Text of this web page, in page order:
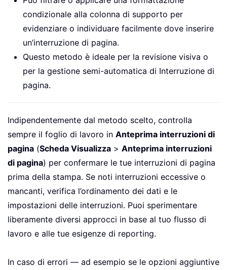
condizionale alla colonna di supporto per
evidenziare o individuare facilmente dove inserire
un’interruzione di pagina.
Questo metodo è ideale per la revisione visiva o
per la gestione semi-automatica di Interruzione di
pagina.
Indipendentemente dal metodo scelto, controlla
sempre il foglio di lavoro in Anteprima interruzioni di
pagina (Scheda Visualizza > Anteprima interruzioni
di pagina) per confermare le tue interruzioni di pagina
prima della stampa. Se noti interruzioni eccessive o
mancanti, verifica l’ordinamento dei dati e le
impostazioni delle interruzioni. Puoi sperimentare
liberamente diversi approcci in base al tuo flusso di
lavoro e alle tue esigenze di reporting.
In caso di errori — ad esempio se le opzioni aggiuntive